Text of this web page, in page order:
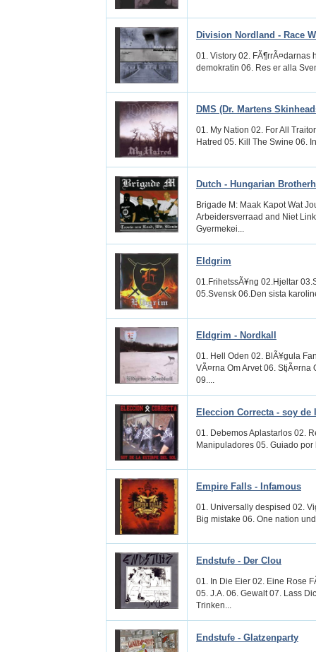
Division Nordland - Race
01. Vistory 02. FÃ¶rrÃ¤darnas
demokratin 06. Res er alla
DMS (Dr. Martens
01. My Nation 02. For All
Hatred 05. Kill The Swine 06.
Dutch - Hungarian
Brigade M: Maak Kapot Wat
Arbeidersverraad and Niet
Gyermekei...
Eldgrim
01.FrihetssÃ¥ng 02.Hjeltar
05.Svensk 06.Den sista
Eldgrim - Nordkall
01. Hell Oden 02. BlÃ¥gula
VÃ¤rna Om Arvet 06.
09....
Eleccion Correcta - soy
01. Debemos Aplastarlos 02.
Manipuladores 05. Guiado por
Empire Falls - Infamous
01. Universally despised 02.
Big mistake 06. One nation
Endstufe - Der Clou
01. In Die Eier 02. Eine Rose
05. J.A. 06. Gewalt 07. Lass
Trinken...
Endstufe - Glatzenparty